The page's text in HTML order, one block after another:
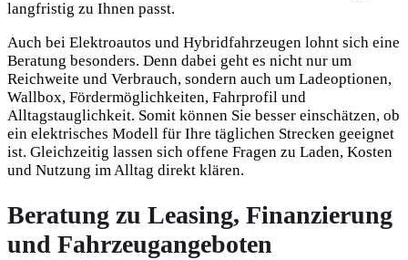
langfristig zu Ihnen passt.
Auch bei Elektroautos und Hybridfahrzeugen lohnt sich eine
Beratung besonders. Denn dabei geht es nicht nur um
Reichweite und Verbrauch, sondern auch um Ladeoptionen,
Wallbox, Fördermöglichkeiten, Fahrprofil und
Alltagstauglichkeit. Somit können Sie besser einschätzen, ob
ein elektrisches Modell für Ihre täglichen Strecken geeignet
ist. Gleichzeitig lassen sich offene Fragen zu Laden, Kosten
und Nutzung im Alltag direkt klären.
Beratung zu Leasing, Finanzierung
und Fahrzeugangeboten